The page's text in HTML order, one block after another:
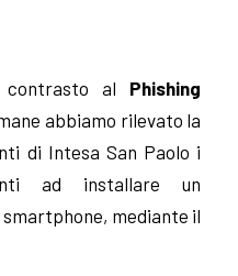
contrasto al Phishing
abbiamo rilevato la
di Intesa San Paolo i
ad installare un
mediante il